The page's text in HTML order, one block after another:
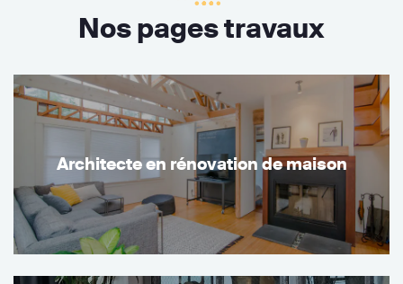
Nos pages travaux
Architecte en rénovation de maison